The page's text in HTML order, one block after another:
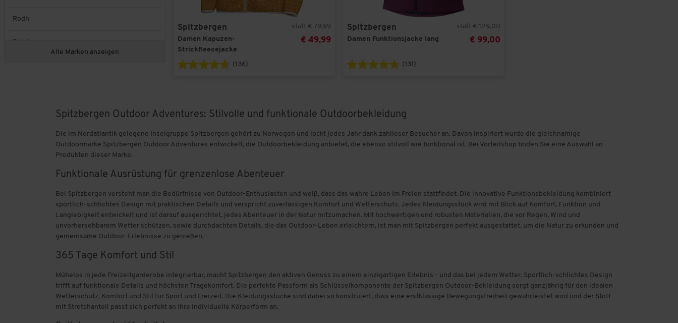
Rodh
Rohde
Schumann und Söhne
Strenesse Blue
Alle Marken anzeigen
Spitzbergen
Damen Kapuzen-
Strickfleecejacke
statt € 79,99
€ 49,99
(136)
Spitzbergen
Damen Funktionsjacke lang
statt € 129,00
€ 99,00
(131)
Spitzbergen Outdoor Adventures: Stilvolle und funktionale Outdoorbekleidung
Die im Nordatlantik gelegene Inselgruppe Spitzbergen gehört zu Norwegen und lockt jedes Jahr dank zahlloser Besucher an. Davon inspiriert wurde die gleichnamige
Outdoormarke Spitzbergen Outdoor Adventures entwickelt, die Outdoorbekleidung anbietet, die ebenso stilvoll wie funktional ist. Bei Vorteilshop finden Sie eine Auswahl an
Produkten dieser Marke.
Funktionale Ausrüstung für grenzenlose Abenteuer
Bei Spitzbergen versteht man die Bedürfnisse von Outdoor-Enthusiasten und weiß, dass das wahre Leben im Freien stattfindet. Die innovative Funktionsbekleidung kombiniert
sportlich-schlichtes Design mit praktischen Details und verspricht zuverlässigen Komfort und Wetterschutz. Jedes Kleidungsstück wird mit Blick auf Komfort, Funktion und
Langlebigkeit entwickelt und ist darauf ausgerichtet, jedes Abenteuer in der Natur mitzumachen. Mit hochwertigen und robusten Materialien, die vor Regen, Wind und
unvorhersehbarem Wetter schützen, sowie durchdachten Details, die das Outdoor-Leben erleichtern, ist man mit Spitzbergen perfekt ausgestattet, um die Natur zu erkunden und
gemeinsame Outdoor-Erlebnisse zu genießen.
365 Tage Komfort und Stil
Mühelos in jede Freizeitgarderobe integrierbar, macht Spitzbergen den aktiven Genuss zu einem einzigartigen Erlebnis - und das bei jedem Wetter. Sportlich-schlichtes Design
trifft auf funktionale Details und höchsten Tragekomfort. Die perfekte Passform als Schlüsselkomponente der Spitzbergen Outdoor-Bekleidung sorgt ganzjährig für den idealen
Wetterschutz, Komfort und Stil für Sport und Freizeit. Die Kleidungsstücke sind dabei so konstruiert, dass eine erstklassige Bewegungsfreiheit gewährleistet wird und der Stoff
mit Stretchanteil passt sich perfekt an Ihre individuelle Körperform an.